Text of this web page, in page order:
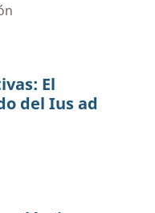
El
del Ius ad